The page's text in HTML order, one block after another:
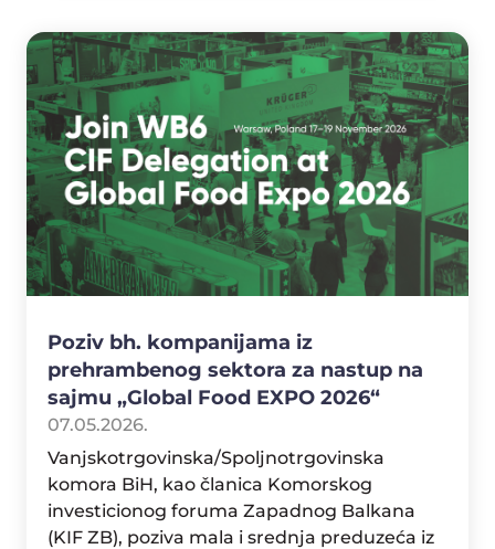
Poziv bh. kompanijama iz
prehrambenog sektora za nastup na
sajmu „Global Food EXPO 2026“
07.05.2026.
Vanjskotrgovinska/Spoljnotrgovinska
komora BiH, kao članica Komorskog
investicionog foruma Zapadnog Balkana
(KIF ZB), poziva mala i srednja preduzeća iz